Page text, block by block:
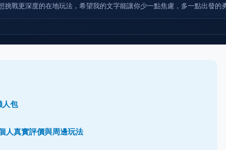
戰更深度的在地玩法，希望我的文字能讓你少一點焦慮，多一點出發的勇
人包
人真實評價與周邊玩法